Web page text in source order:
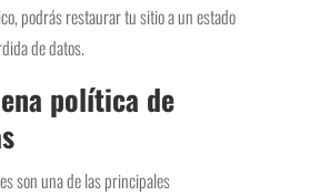
podrás restaurar tu sitio a un estado
de datos.
política de
son una de las principales